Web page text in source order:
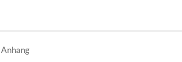
Anhang